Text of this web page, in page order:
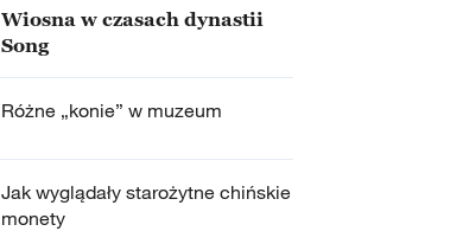
Wiosna w czasach dynastii
Song
Różne „konie” w muzeum
Jak wyglądały starożytne chińskie
monety